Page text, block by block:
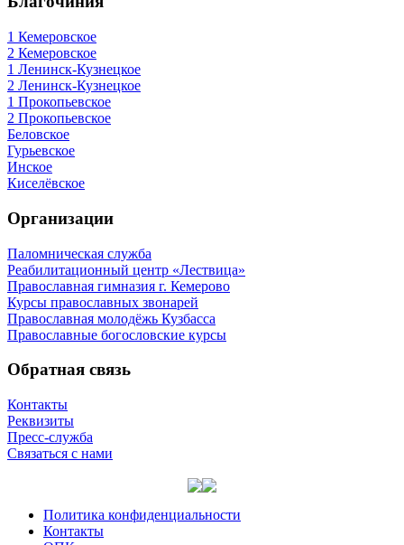
1 Кемеровское
2 Кемеровское
1 Ленинск-Кузнецкое
2 Ленинск-Кузнецкое
1 Прокопьевское
2 Прокопьевское
Беловское
Гурьевское
Инское
Киселёвское
Организации
Паломническая служба
Реабилитационный центр «Лествица»
Православная гимназия г. Кемерово
Курсы православных звонарей
Православная молодёжь Кузбасса
Православные богословские курсы
Обратная связь
Контакты
Реквизиты
Пресс-служба
Связаться с нами
Политика конфиденциальности
Контакты